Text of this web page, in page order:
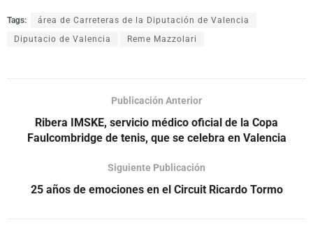
Tags:
área de Carreteras de la Diputación de Valencia
Diputacio de Valencia
Reme Mazzolari
Publicación Anterior
Ribera IMSKE, servicio médico oficial de la Copa
Faulcombridge de tenis, que se celebra en Valencia
Siguiente Publicación
25 años de emociones en el Circuit Ricardo Tormo